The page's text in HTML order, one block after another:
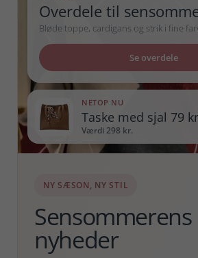
NY SÆSON, NY STIL
Sensommerens
nyheder
Overdele til
Bløde toppe, cardigans og strik i fine
Se overdele
NETOP NU
Taske med sjal 79
Værdi 298 kr.